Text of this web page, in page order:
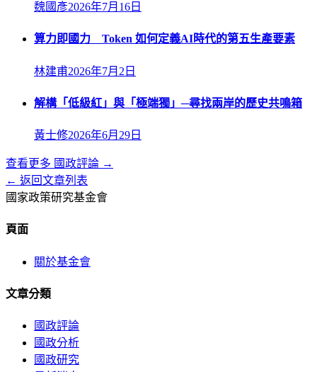
魏國彥2026年7月16日
算力即國力 Token 如何定義AI時代的第五生產要素
林建甫2026年7月2日
解構「低級紅」與「極端獨」─尋找兩岸的歷史共鳴箱
黃士修2026年6月29日
查看更多 國政評論 →
← 返回文章列表
國家政策研究基金會
頁面
關於基金會
文章分類
國政評論
國政分析
國政研究